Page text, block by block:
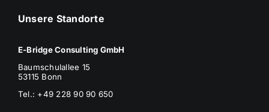
Unsere Standorte
E-Bridge Consulting GmbH
Baumschulallee 15
53115 Bonn
Tel.: +49 228 90 90 650